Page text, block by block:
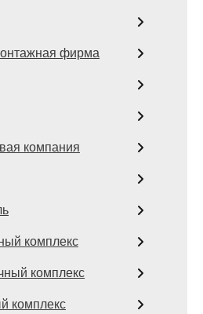
фирма
компания
комплекс
комплекс
комплекс